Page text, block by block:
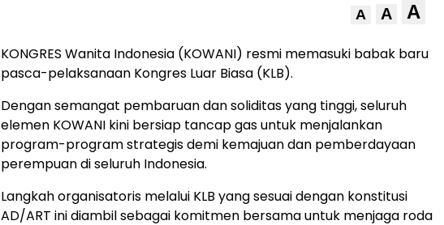
A A A
KONGRES Wanita Indonesia (KOWANI) resmi memasuki babak baru
pasca-pelaksanaan Kongres Luar Biasa (KLB).
Dengan semangat pembaruan dan soliditas yang tinggi, seluruh
elemen KOWANI kini bersiap tancap gas untuk menjalankan
program-program strategis demi kemajuan dan pemberdayaan
perempuan di seluruh Indonesia.
Langkah organisatoris melalui KLB yang sesuai dengan konstitusi
AD/ART ini diambil sebagai komitmen bersama untuk menjaga roda